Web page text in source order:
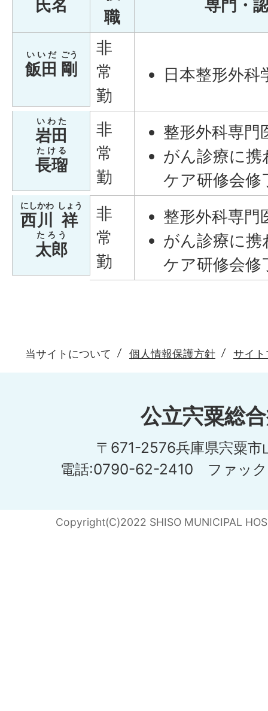
氏名
職
専門・
飯田
いいだ
剛
ごう
非
常
勤
日本整形外科
岩田
いわた
長瑠
たける
非
常
勤
整形外科専門
がん診療に
ケア研修会修
西川
にしかわ
祥
しょう
太郎
たろう
非
常
勤
整形外科専門
がん診療に
ケア研修会修
当サイトについて 個人情報保護方針 サイ
公立宍粟総
〒671-2576兵庫県宍粟市
電話:0790-62-2410 ファッ
Copyright(C)2022 SHISO MUNICIPAL